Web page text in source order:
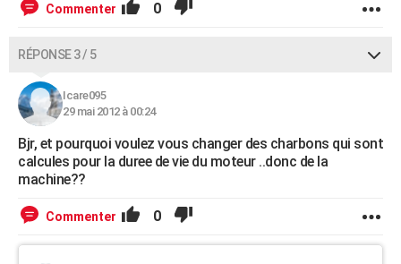
Commenter 0
RÉPONSE 3 / 5
Icare095
29 mai 2012 à 00:24
Bjr, et pourquoi voulez vous changer des charbons qui sont
calcules pour la duree de vie du moteur ..donc de la
machine??
Commenter 0